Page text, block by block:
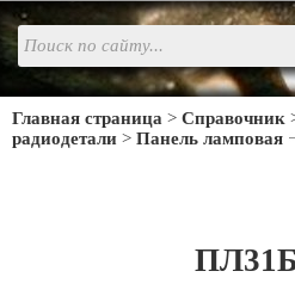
Главная страница > Справочник
радиодетали > Панель ламповая